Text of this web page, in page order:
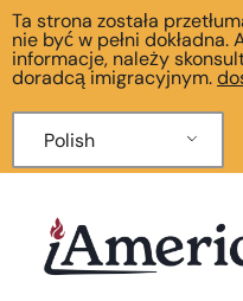
Ta strona została
nie być w pełni dokładna.
informacje, należy
doradcą imigracyjnym.
Polish